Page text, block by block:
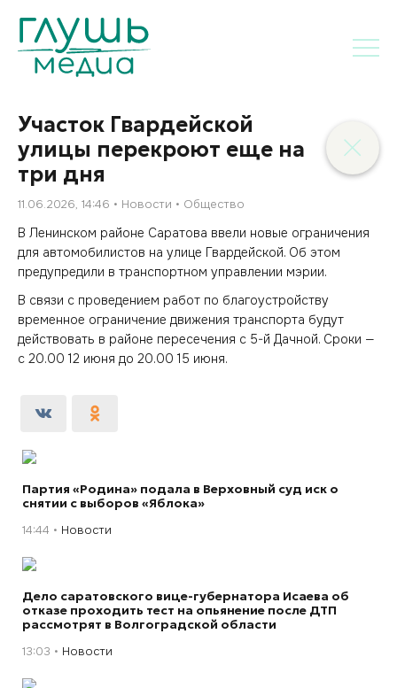
Участок Гвардейской
улицы перекроют еще на
три дня
11.06.2026, 14:46 Новости Общество
В Ленинском районе Саратова ввели новые ограничения
для автомобилистов на улице Гвардейской. Об этом
предупредили в транспортном управлении мэрии.
В связи с проведением работ по благоустройству
временное ограничение движения транспорта будут
действовать в районе пересечения с 5-й Дачной. Сроки —
с 20.00 12 июня до 20.00 15 июня.
Партия «Родина» подала в Верховный суд иск о
снятии с выборов «Яблока»
14:44 Новости
Дело саратовского вице-губернатора Исаева об
отказе проходить тест на опьянение после ДТП
рассмотрят в Волгоградской области
13:03 Новости